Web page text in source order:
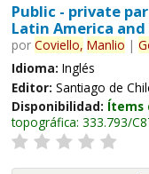
Public - private
Latin America
por Coviello, Manlio |
Idioma: Inglés
Editor: Santiago de
Disponibilidad: Ítems
topográfica: 333.793/